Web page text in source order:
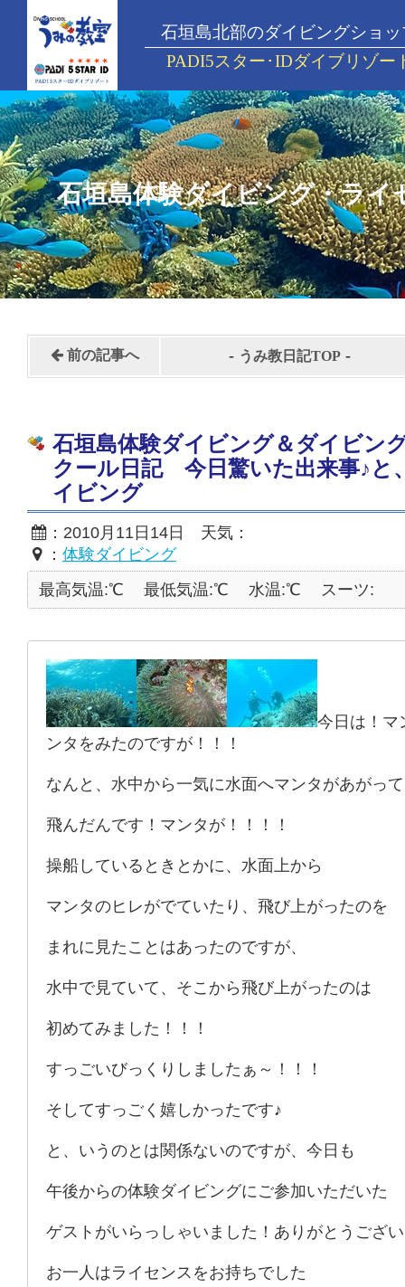
石垣島北部のダイビングショッ
PADI5スター･IDダイブリゾー
石垣島体験ダイビング・ライ
前の記事へ - うみ教日記TOP -
石垣島体験ダイビング＆ダイビン
クール日記 今日驚いた出来事♪と
イビング
：2010月11日14日 天気：
： 体験ダイビング
最高気温:℃
最低気温:℃ 水温:℃ スーツ:
今日は！マ
ンタをみたのですが！！！
なんと、水中から一気に水面へマンタがあがっ
飛んだんです！マンタが！！！！
操船しているときとかに、水面上から
マンタのヒレがでていたり、飛び上がったのを
まれに見たことはあったのですが、
水中で見ていて、そこから飛び上がったのは
初めてみました！！！
すっごいびっくりしましたぁ～！！！
そしてすっごく嬉しかったです♪
と、いうのとは関係ないのですが、今日も
午後からの体験ダイビングにご参加いただいた
ゲストがいらっしゃいました！ありがとうござ
お一人はライセンスをお持ちでした